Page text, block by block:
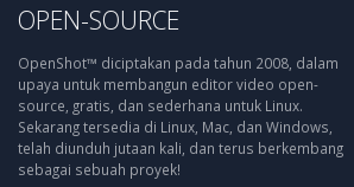
OPEN-SOURCE
OpenShot™ diciptakan pada tahun 2008, dalam
upaya untuk membangun editor video open-
source, gratis, dan sederhana untuk Linux.
Sekarang tersedia di Linux, Mac, dan Windows,
telah diunduh jutaan kali, dan terus berkembang
sebagai sebuah proyek!